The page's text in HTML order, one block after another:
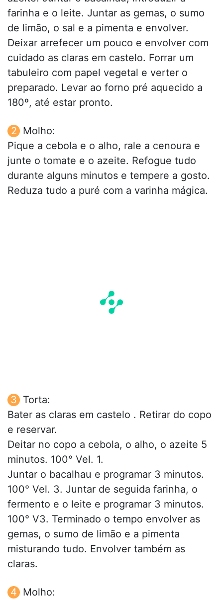
farinha e o leite. Juntar as gemas, o sumo
de limão, o sal e a pimenta e envolver.
Deixar arrefecer um pouco e envolver com
cuidado as claras em castelo. Forrar um
tabuleiro com papel vegetal e verter o
preparado. Levar ao forno pré aquecido a
180º, até estar pronto.
Molho:
Pique a cebola e o alho, rale a cenoura e
junte o tomate e o azeite. Refogue tudo
durante alguns minutos e tempere a gosto.
Reduza tudo a puré com a varinha mágica.
Torta:
Bater as claras em castelo . Retirar do copo
e reservar.
Deitar no copo a cebola, o alho, o azeite 5
minutos. 100° Vel. 1.
Juntar o bacalhau e programar 3 minutos.
100° Vel. 3. Juntar de seguida farinha, o
fermento e o leite e programar 3 minutos.
100° V3. Terminado o tempo envolver as
gemas, o sumo de limão e a pimenta
misturando tudo. Envolver também as
claras.
Molho: